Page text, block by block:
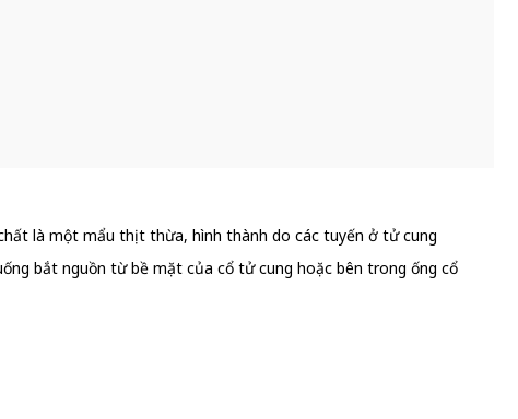
là một mẩu thịt thừa, hình thành do các tuyến ở tử cung
bắt nguồn từ bề mặt của cổ tử cung hoặc bên trong ống cổ